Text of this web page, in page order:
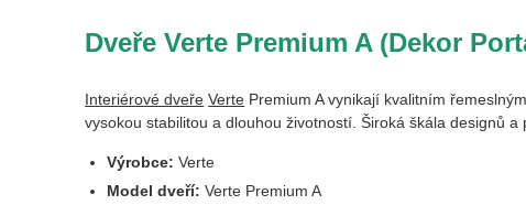
Dveře Verte Premium A (Dekor
Interiérové dveře Verte Premium A vynikají kvalitním
vysokou stabilitou a dlouhou životností. Široká škála designů
Výrobce: Verte
Model dveří: Verte Premium A